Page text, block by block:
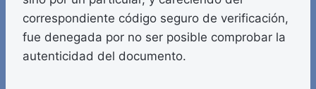
correspondiente código seguro de verificación,
fue denegada por no ser posible comprobar la
autenticidad del documento.